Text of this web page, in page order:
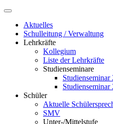
Aktuelles
Schulleitung / Verwaltung
Lehrkräfte
Kollegium
Liste der Lehrkräfte
Studienseminare
Studienseminar
Studienseminar
Schüler
Aktuelle
SMV
Unter-/Mittelstufe